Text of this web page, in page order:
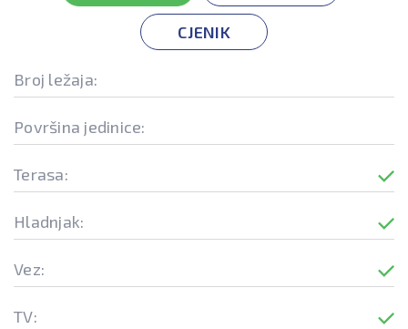
CJENIK
Broj ležaja:
Površina jedinice:
Terasa:
Hladnjak:
Vez:
TV: